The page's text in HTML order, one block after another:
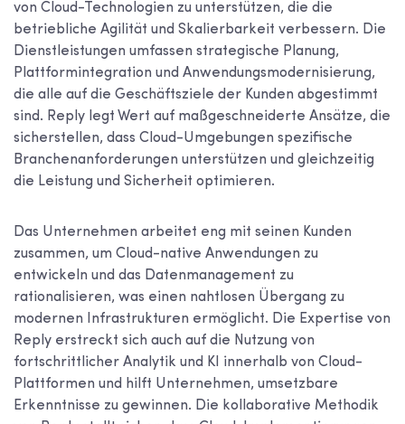
von Cloud-Technologien zu unterstützen, die die
betriebliche Agilität und Skalierbarkeit verbessern. Die
Dienstleistungen umfassen strategische Planung,
Plattformintegration und Anwendungsmodernisierung,
die alle auf die Geschäftsziele der Kunden abgestimmt
sind. Reply legt Wert auf maßgeschneiderte Ansätze, die
sicherstellen, dass Cloud-Umgebungen spezifische
Branchenanforderungen unterstützen und gleichzeitig
die Leistung und Sicherheit optimieren.
Das Unternehmen arbeitet eng mit seinen Kunden
zusammen, um Cloud-native Anwendungen zu
entwickeln und das Datenmanagement zu
rationalisieren, was einen nahtlosen Übergang zu
modernen Infrastrukturen ermöglicht. Die Expertise von
Reply erstreckt sich auch auf die Nutzung von
fortschrittlicher Analytik und KI innerhalb von Cloud-
Plattformen und hilft Unternehmen, umsetzbare
Erkenntnisse zu gewinnen. Die kollaborative Methodik